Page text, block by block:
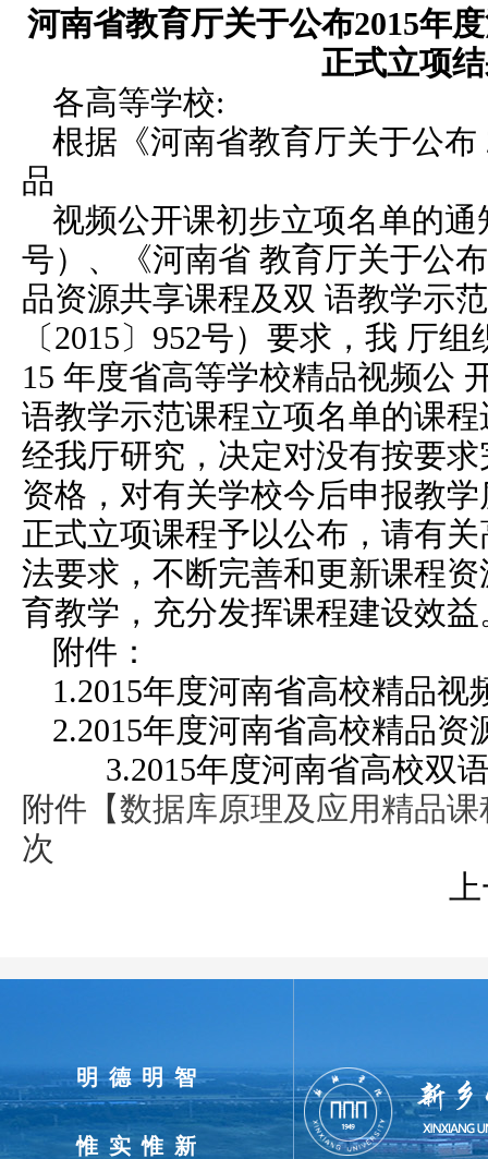
河南省教育厅关于公布2015年
正式立项
各高等学校:
根据《河南省教育厅关于公
品
视频公开课初步立项名单的通
号）、《河南省 教育厅关于公
品资源共享课程及双 语教学示
〔2015〕952号）要求，我 厅
15 年度省高等学校精品视频公
语教学示范课程立项名单的课
经我厅研究，决定对没有按要
资格，对有关学校今后申报教
正式立项课程予以公布，请有
法要求，不断完善和更新课程
育教学，充分发挥课程建设效益
附件：
1.2015年度河南省高校精品
2.2015年度河南省高校精品
3.2015年度河南省高校双
附件【数据库原理及应用精品
次
明德明智
惟实惟新